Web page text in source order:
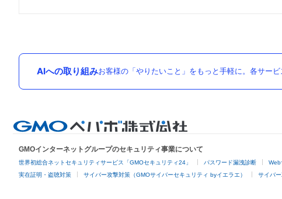
AIへの取り組みお客様の「やりたいこと」をもっと手軽に。各サー
GMOインターネットグループのセキュリティ事業について
世界初総合ネットセキュリティサービス「GMOセキュリティ24」 パスワード漏洩診断 Web
実在証明・盗聴対策 サイバー攻撃対策（GMOサイバーセキュリティ byイエラエ） サイバ